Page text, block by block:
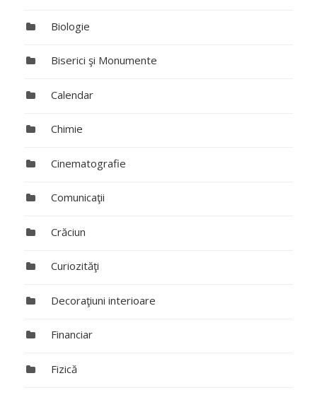
Biologie
Biserici şi Monumente
Calendar
Chimie
Cinematografie
Comunicaţii
Crăciun
Curiozităţi
Decoraţiuni interioare
Financiar
Fizică